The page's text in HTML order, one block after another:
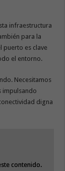
infraestructura
para la
puerto es clave
el entorno.
Necesitamos
impulsando
digna
contenido.
contenido.